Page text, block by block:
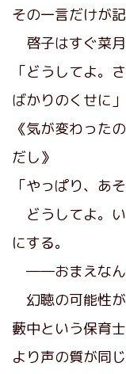
その一言だけが
啓子はすぐ菜月
「どうしてよ。
ばかりのくせに」
《気が変わった
だし》
「やっぱり、あ
どうしてよ。
にする。
――おまえなん
幻聴の可能性
藪中という保育
より声の質が同